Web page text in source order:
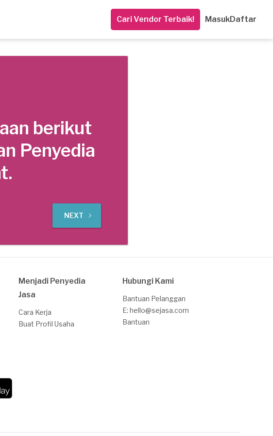
Cari Vendor Terbaik! MasukDaftar
berikut
Penyedia
NEXT
Menjadi Penyedia
Jasa
Cara Kerja
Buat Profil Usaha
Hubungi Kami
Bantuan Pelanggan
E: hello@sejasa.com
Bantuan